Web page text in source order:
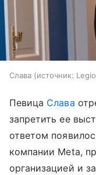
Слава источник:
Певица Слава
запретить ее
ответом
компании Meta,
организацией и